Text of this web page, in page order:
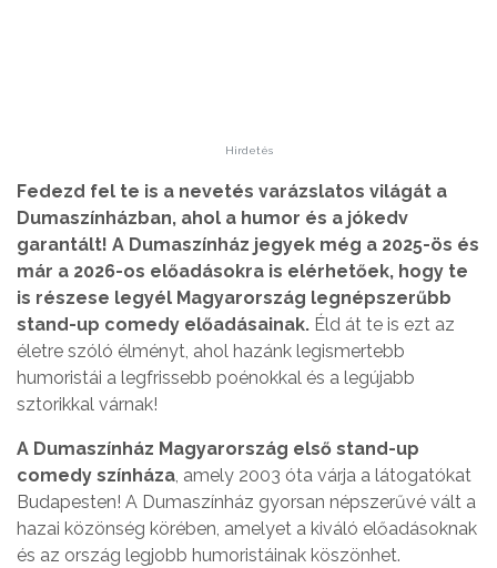
Hirdetés
Fedezd fel te is a nevetés varázslatos világát a
Dumaszínházban, ahol a humor és a jókedv
garantált! A Dumaszínház jegyek még a 2025-ös és
már a 2026-os előadásokra is elérhetőek, hogy te
is részese legyél Magyarország legnépszerűbb
stand-up comedy előadásainak. Éld át te is ezt az
életre szóló élményt, ahol hazánk legismertebb
humoristái a legfrissebb poénokkal és a legújabb
sztorikkal várnak!
A Dumaszínház Magyarország első stand-up
comedy színháza, amely 2003 óta várja a látogatókat
Budapesten! A Dumaszínház gyorsan népszerűvé vált a
hazai közönség körében, amelyet a kiváló előadásoknak
és az ország legjobb humoristáinak köszönhet.